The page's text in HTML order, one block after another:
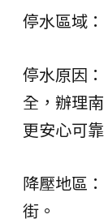
停水區域
停水原因
全，辦理
更安心可
降壓地區
街。